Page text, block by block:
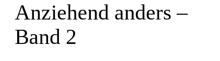
e
Anziehend anders –
Band 2